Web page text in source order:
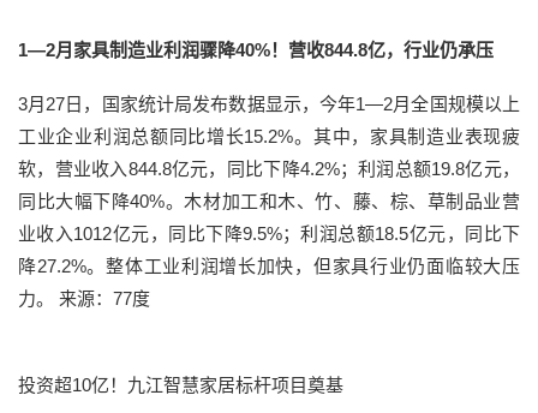
1—2月家具制造业利润骤降40%！营收844.8亿，行业仍承压
3月27日，国家统计局发布数据显示，今年1—2月全国规模以上
工业企业利润总额同比增长15.2%。其中，家具制造业表现疲
软，营业收入844.8亿元，同比下降4.2%；利润总额19.8亿元，
同比大幅下降40%。木材加工和木、竹、藤、棕、草制品业营
业收入1012亿元，同比下降9.5%；利润总额18.5亿元，同比下
降27.2%。整体工业利润增长加快，但家具行业仍面临较大压
力。 来源：77度
投资超10亿！九江智慧家居标杆项目奠基